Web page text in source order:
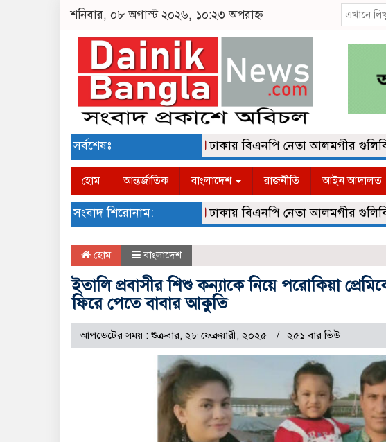
শনিবার, ০৮ অগাস্ট ২০২৬, ১০:২৩ অপরাহ্ন
সর্বশেষঃ ঢাকায় বিএনপি নেতা আলমগীর গুলিবিদ্ধ
হোম আন্তর্জাতিক বাংলাদেশ রাজনীতি আইন আদালত
সংবাদ শিরোনাম: ঢাকায় বিএনপি নেতা আলমগীর গুলিবিদ্ধ
হোম বাংলাদেশ
ইতালি প্রবাসীর শিশু কন্যাকে নিয়ে পরোকিয়া
ফিরে পেতে বাবার আকুতি
আপডেটের সময় : শুক্রবার, ২৮ ফেব্রুয়ারী, ২০২৫ ২৫১ বার ভিউ